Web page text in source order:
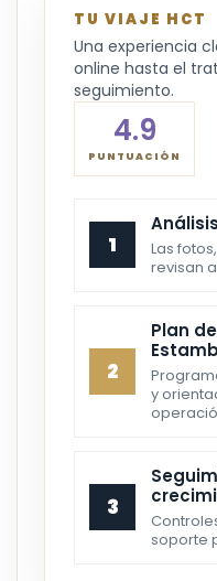
TU VIAJE HCT
Una experiencia
online hasta el
seguimiento.
4.9
PUNTUACIÓN
1
Las
revisan
2
Plan
y
3
soporte